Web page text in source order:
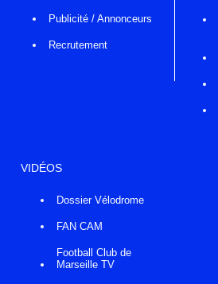
Publicité / Annonceurs
Recrutement
VIDÉOS
Dossier Vélodrome
FAN CAM
Football Club de
Marseille TV